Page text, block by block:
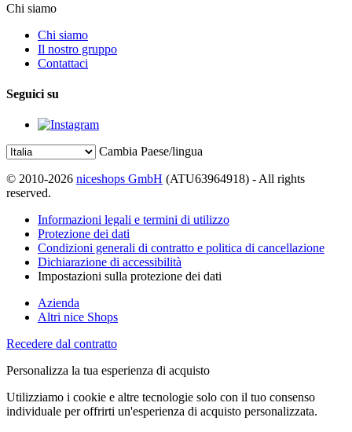
Chi siamo
Chi siamo
Il nostro gruppo
Contattaci
Seguici su
Cambia Paese/lingua
© 2010-2026 niceshops GmbH (ATU63964918) - All rights
reserved.
Informazioni legali e termini di utilizzo
Protezione dei dati
Condizioni generali di contratto e politica di cancellazione
Dichiarazione di accessibilità
Impostazioni sulla protezione dei dati
Azienda
Altri nice Shops
Recedere dal contratto
Personalizza la tua esperienza di acquisto
Utilizziamo i cookie e altre tecnologie solo con il tuo consenso
individuale per offrirti un'esperienza di acquisto personalizzata.